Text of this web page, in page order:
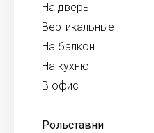
На дверь
Вертикальные
На балкон
На кухню
В офис
Рольставни